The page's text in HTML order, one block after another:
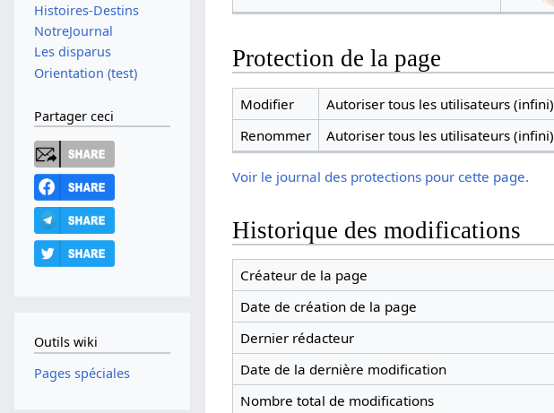
Protection de la page
Modifier
Autoriser tous les utilisateurs (infini)
Renommer
Autoriser tous les utilisateurs (infini)
Voir le journal des protections pour cette page.
Historique des modifications
Créateur de la page
Date de création de la page
Dernier rédacteur
Date de la dernière modification
Nombre total de modifications
Histoires-Destins
NotreJournal
Les disparus
Orientation (test)
Partager ceci
Outils wiki
Pages spéciales